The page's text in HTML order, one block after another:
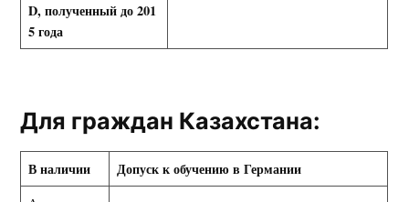
D, полученный до 201
5 года
Для граждан Казахстана:
В наличии Допуск к обучению в Германии